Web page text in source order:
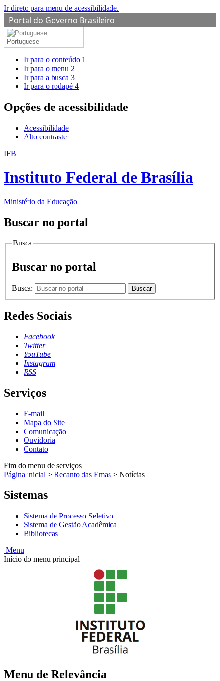
Ir direto para menu de acessibilidade.
Portal do Governo Brasileiro
Portuguese
Ir para o conteúdo 1
Ir para o menu 2
Ir para a busca 3
Ir para o rodapé 4
Opções de acessibilidade
Acessibilidade
Alto contraste
IFB
Instituto Federal de Brasília
Ministério da Educação
Buscar no portal
Busca
Buscar no portal
Busca: Buscar
Redes Sociais
Facebook
Twitter
YouTube
Instagram
RSS
Serviços
E-mail
Mapa do Site
Comunicação
Ouvidoria
Contato
Fim do menu de serviços
Página inicial > Recanto das Emas > Notícias
Sistemas
Sistema de Processo Seletivo
Sistema de Gestão Acadêmica
Bibliotecas
Menu
Início do menu principal
Menu de Relevância